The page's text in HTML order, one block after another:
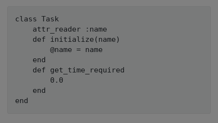
class Task
    attr_reader :name
    def initialize(name)
        @name = name
    end
    def get_time_required
        0.0
    end